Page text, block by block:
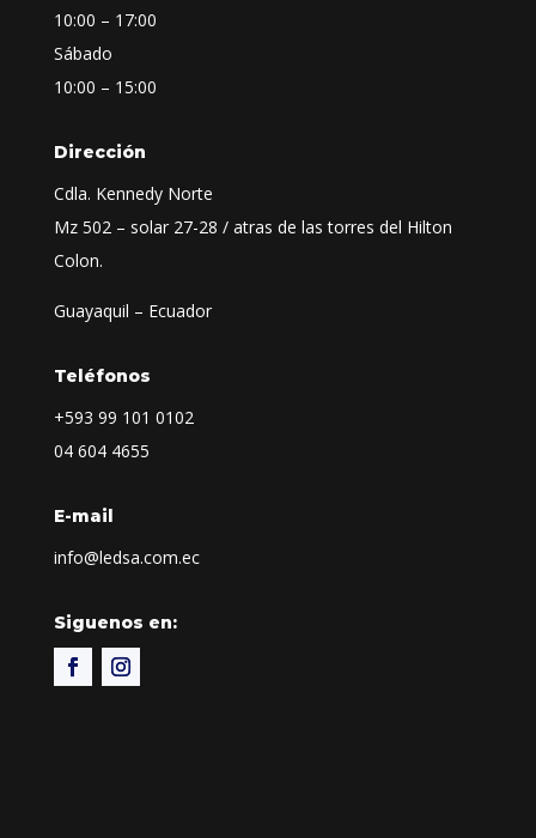
10:00 – 17:00
Sábado
10:00 – 15:00
Dirección
Cdla. Kennedy Norte
Mz 502 – solar 27-28 / atras de las torres del Hilton
Colon.
Guayaquil – Ecuador
Teléfonos
+593 99 101 0102
04 604 4655
E-mail
info@ledsa.com.ec
Siguenos en: